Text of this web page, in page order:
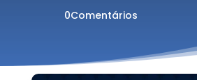
0Comentários